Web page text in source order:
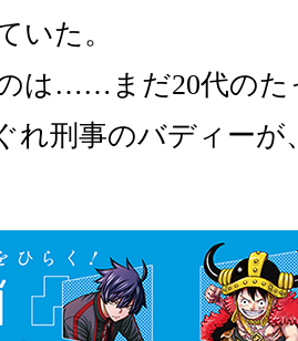
いた。
は……まだ20代のた
れ刑事のバディー